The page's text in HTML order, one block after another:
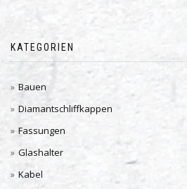
KATEGORIEN
Bauen
Diamantschliffkappen
Fassungen
Glashalter
Kabel